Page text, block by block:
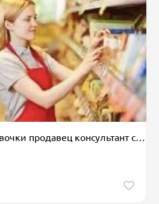
Магазин нужны девочки продавец консультант с опытом график 5 / 2 за